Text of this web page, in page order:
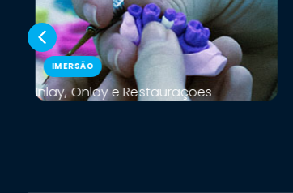
IMERSÃO
Inlay, Onlay e Restaurações